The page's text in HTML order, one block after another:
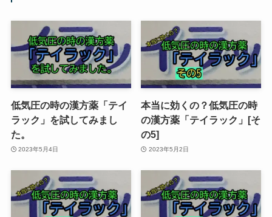
低気圧の時の漢方薬「テイ
ラック」を試してみまし
た。
2023年5月4日
本当に効くの？低気圧の時
の漢方薬「テイラック」[そ
の5]
2023年5月2日